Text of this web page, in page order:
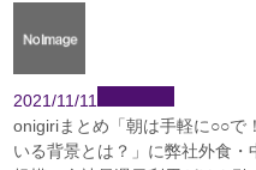
2021/11/11
onigiriまとめ「朝は手軽に○○で
いる背景とは？」に弊社外食